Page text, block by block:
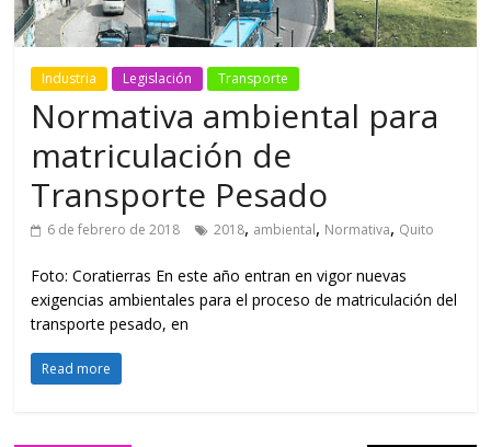
Industria Legislación Transporte
Normativa ambiental para
matriculación de
Transporte Pesado
6 de febrero de 2018 2018, ambiental, Normativa, Quito
Foto: Coratierras En este año entran en vigor nuevas
exigencias ambientales para el proceso de matriculación del
transporte pesado, en
Read more